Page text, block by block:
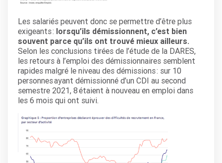
Les salariés peuvent donc se permettre d’être plus
exigeants : lorsqu’ils démissionnent, c’est bien
souvent parce qu’ils ont trouvé mieux ailleurs.
Selon les conclusions tirées de l’étude de la DARES,
les retours à l’emploi des démissionnaires semblent
rapides malgré le niveau des démissions : sur 10
personnes ayant démissionné d’un CDI au second
semestre 2021, 8 étaient à nouveau en emploi dans
les 6 mois qui ont suivi.